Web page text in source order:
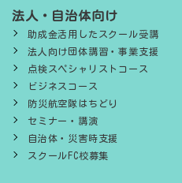
法人・自治体向け
助成金活用したスクール受講
法人向け団体講習・事業支援
点検スペシャリストコース
ビジネスコース
防災航空隊はちどり
セミナー・講演
自治体・災害時支援
スクールFC校募集